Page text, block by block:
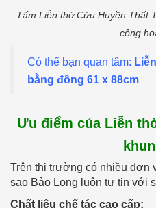
Tấm Liễn thờ Cửu Huyền Thất
công
Có thể bạn quan tâm:
bằng đồng 61 x 88cm
Ưu điểm của Liễn
Trên thị trường có nhiều đơn
sao Bảo Long luôn tự tin với
Chất liệu chế tác cao cấp: